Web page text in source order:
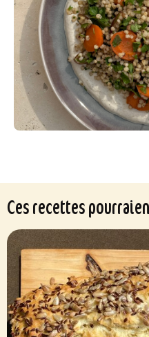
Ces recettes